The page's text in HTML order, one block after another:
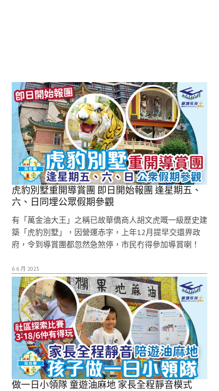
虎豹別墅重開導賞團 即日開始報團 逢星期五、
六、日同埋公眾假期參觀
有「萬金油大王」之稱已故華僑商人胡文虎嘅一級歷史建
築「虎豹別墅」，因營運赤字，上年12月提早交還畀政
府，令到導賞團都忽然急煞停，市民冇得參加導賞喇！
6 6 月 2023
做一日小領隊 童遊油麻地 家長全程靜音模式